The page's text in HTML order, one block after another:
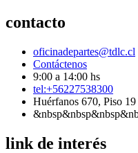
contacto
oficinadepartes@tdlc.cl
Contáctenos
9:00 a 14:00 hs
tel:+56227538300
Huérfanos 670, Piso 19
link de interés